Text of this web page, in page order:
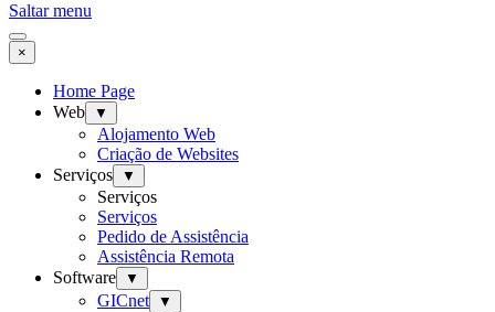
Saltar menu
×
Home Page
Web
▼
Alojamento Web
Criação de Websites
Serviços
▼
Serviços
Serviços
Pedido de Assistência
Assistência Remota
Software
▼
GICnet ▼